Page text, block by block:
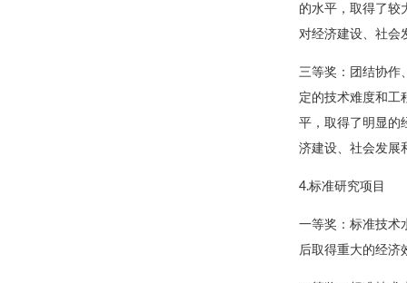
的水平，取得了较
对经济建设、社会
三等奖：团结协作
定的技术难度和工
平，取得了明显的
济建设、社会发展
4.标准研究项目
一等奖：标准技术
后取得重大的经济